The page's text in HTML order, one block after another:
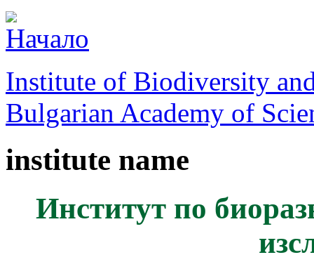
Institute of Biodiversity
Bulgarian Academy of
institute name
Институт по